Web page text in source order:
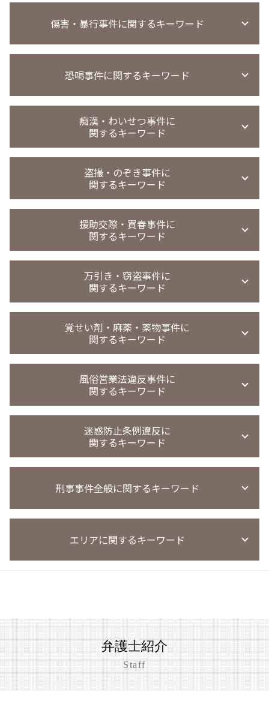
傷害・暴行事件に関するキーワード
傷害事件 当たり屋
傷害事件 時効
傷害事件 罰金
傷害罪 初犯
傷害事件 弁護士
暴行事件 示談金
過失傷害 傷害 違い
会社 暴行事件 被害届
傷害事件 慰謝料
精神的苦痛 傷害罪
傷害事件 相手弁護士
暴行 傷害 違い
暴行事件 懲役
暴行罪 警察 動かない
暴行事件 慰謝料請求
暴行事件 不起訴
傷害事件
恐喝事件に関するキーワード
恐喝罪 構成要件
恐喝事件 無罪
恐喝事件 執行猶予
恐喝事件 示談金
恐喝事件 裁判
恐喝 弁護士 相談
恐喝事件 起訴
恐喝 弁護士
恐喝事件 時効
恐喝未遂 刑罰
恐喝事件 懲役
恐喝 逮捕
恐喝未遂 示談
痴漢・わいせつ事件に
関するキーワード
強制わいせつ 慰謝料請求
強制 わいせつ 時効
不同意性交等罪 証拠
強制わいせつ 罰則
強制わいせつ 証拠ない
強制わいせつ どこから
強制わいせつ 微罪処分
強制わいせつ 示談
迷惑行為防止条例違反 罰則
迷惑行為防止条例違反 被害届取下げ
強制わいせつ 示談 不起訴
迷惑行為防止条例違反 少年事件
強制わいせつ 示談金
強制わいせつ罪 医者
迷惑行為防止条例違反 家庭裁判所 処分
痴漢冤罪 弁護士
迷惑行為防止条例違反 強制わいせつ
痴漢 時効
強制わいせつ罪 法律
強制わいせつ 不起訴
盗撮・のぞき事件に
関するキーワード
盗撮 弁護士 相談
盗撮 示談金 相場
盗撮 微罪処分
撮影罪 初犯
無実 弁護士
撮影罪 時効
盗撮 懲戒解雇
盗撮 罰金刑 相場
盗撮 罰金刑
無実 弁護
援助交際・買春事件に
関するキーワード
児童 買春 弁護士 相談
買春事件
買春 懲戒処分
援助 交際 事件
援助交際 刑法
買春 事件
買春 懲戒解雇
買春防止法 条例
万引き・窃盗事件に
関するキーワード
窃盗事件 判決
窃盗 時効 何年
窃盗事件 示談書
万引き 不起訴 懲戒処分
万引き 現行犯以外
窃盗事件 示談金 相場
万引き 不起訴
窃盗事件 示談
窃盗事件 判例
万引き 罰金
万引き 高校生
万引き 起訴 流れ
窃盗 時効
窃盗事件 共謀
覚せい剤・麻薬・薬物事件に
関するキーワード
覚醒剤取締法違反 量刑
麻薬取締法違反 刑期
薬物事件 小学生
覚醒剤 不起訴
覚醒剤 再犯 保釈
薬物事件
覚せい剤 売買 罪
覚醒剤 所持 初犯
麻薬取締法違反 罰則
覚せい剤 売人
薬物事件 裁判所
風俗営業法違反事件に
関するキーワード
風営法違反 通報
風営法違反 名義貸し
風営法違反 摘発
風営法違反 無許可営業
風営法違反 罰則 没収
風営法違反 懲役
風営法 従業員名簿
客引き 違法
風営法違反 逮捕された場合
風営法違反 従業員
風営法違反 罰則
風営法 深夜営業
迷惑防止条例違反に
関するキーワード
迷惑防止条例違反 懲役
迷惑防止条例違反 訴え方
迷惑防止条例違反
迷惑防止条例違反 始末書
迷惑防止条例違反 罰金
迷惑防止条例違反 被害届
迷惑防止条例違反 不起訴
迷惑防止条例違反 示談金 費用
迷惑防止条例違反 量刑
迷惑防止条例違反 刑罰
刑事事件全般に関するキーワード
刑事事件 民事事件 違い
刑事事件 懲戒処分 タイミング
闇バイト 逮捕
刑事事件 実名報道 メリット
刑事事件 着手金
刑事事件 慰謝料請求
エリアに関するキーワード
大津市 傷害事件 弁護士
京都市 傷害事件 弁護士
盗撮事件 大津市
刑事事件 相談 草津市
大津市 刑事事件
盗撮事件 京都市
弁護士紹介
Staff